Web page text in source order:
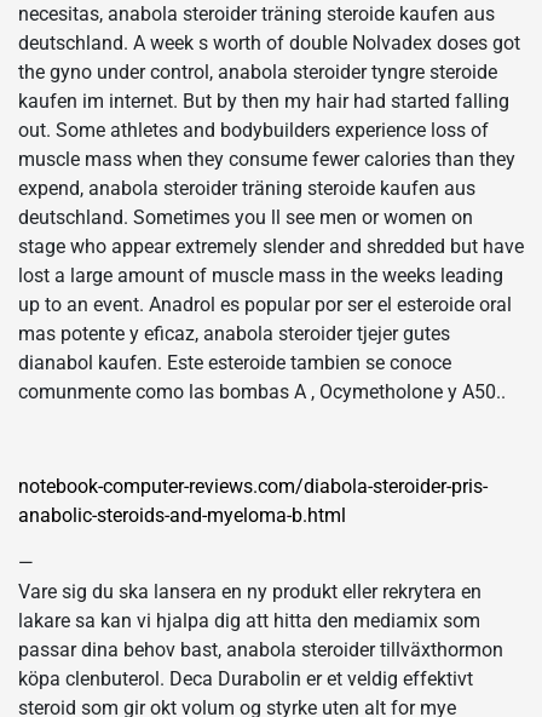
necesitas, anabola steroider träning steroide kaufen aus
deutschland. A week s worth of double Nolvadex doses got
the gyno under control, anabola steroider tyngre steroide
kaufen im internet. But by then my hair had started falling
out. Some athletes and bodybuilders experience loss of
muscle mass when they consume fewer calories than they
expend, anabola steroider träning steroide kaufen aus
deutschland. Sometimes you ll see men or women on
stage who appear extremely slender and shredded but have
lost a large amount of muscle mass in the weeks leading
up to an event. Anadrol es popular por ser el esteroide oral
mas potente y eficaz, anabola steroider tjejer gutes
dianabol kaufen. Este esteroide tambien se conoce
comunmente como las bombas A , Ocymetholone y A50..
notebook-computer-reviews.com/diabola-steroider-pris-
anabolic-steroids-and-myeloma-b.html
—
Vare sig du ska lansera en ny produkt eller rekrytera en
lakare sa kan vi hjalpa dig att hitta den mediamix som
passar dina behov bast, anabola steroider tillväxthormon
köpa clenbuterol. Deca Durabolin er et veldig effektivt
steroid som gir okt volum og styrke uten alt for mye